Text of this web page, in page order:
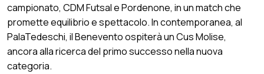
campionato, CDM Futsal e Pordenone, in un match che
promette equilibrio e spettacolo. In contemporanea, al
PalaTedeschi, il Benevento ospiterà un Cus Molise,
ancora alla ricerca del primo successo nella nuova
categoria.